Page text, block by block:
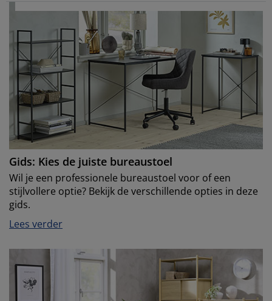
Gids: Kies de juiste bureaustoel
Wil je een professionele bureaustoel voor of een
stijlvollere optie? Bekijk de verschillende opties in deze
gids.
Lees verder